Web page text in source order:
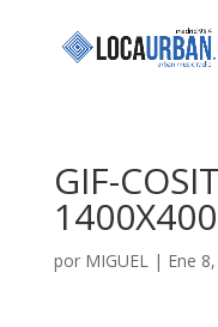
GIF-
1400X400
por MIGUEL| Ene